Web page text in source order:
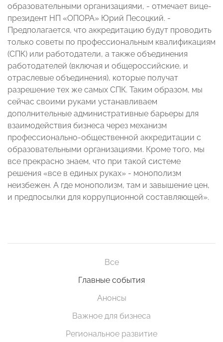
образовательными организациями, - отмечает вице-
президент НП «ОПОРА» Юрий Песоцкий. -
Предполагается, что аккредитацию будут проводить
только советы по профессиональным квалификациям
(СПК) или работодатели, а также объединения
работодателей (включая и общероссийские, и
отраслевые объединения), которые получат
разрешение тех же самых СПК. Таким образом, мы
сейчас своими руками устанавливаем
дополнительные административные барьеры для
взаимодействия бизнеса через механизм
профессионально-общественной аккредитации с
образовательными организациями. Кроме того, мы
все прекрасно знаем, что при такой системе
решения «все в единых руках» - монополизм
неизбежен. А где монополизм, там и завышение цен,
и предпосылки для коррупционной составляющей».
Все
Главные события
Анонсы
Важное для бизнеса
Региональное развитие